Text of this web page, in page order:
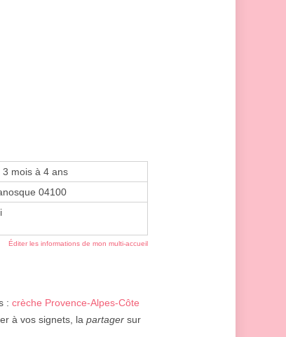
3 mois à 4 ans
04100
Éditer les informations de mon multi-accueil
: crèche Provence-Alpes-Côte
à vos signets, la partager sur